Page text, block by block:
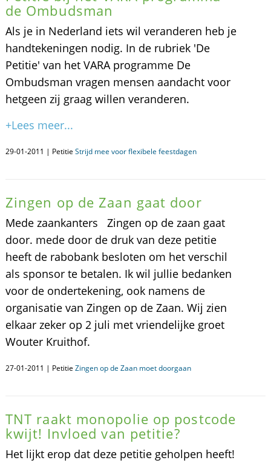
de Ombudsman
Als je in Nederland iets wil veranderen heb je
handtekeningen nodig. In de rubriek 'De
Petitie' van het VARA programme De
Ombudsman vragen mensen aandacht voor
hetgeen zij graag willen veranderen.
+Lees meer...
29-01-2011 | Petitie Strijd mee voor flexibele feestdagen
Zingen op de Zaan gaat door
Mede zaankanters Zingen op de zaan gaat
door. mede door de druk van deze petitie
heeft de rabobank besloten om het verschil
als sponsor te betalen. Ik wil jullie bedanken
voor de ondertekening, ook namens de
organisatie van Zingen op de Zaan. Wij zien
elkaar zeker op 2 juli met vriendelijke groet
Wouter Kruithof.
27-01-2011 | Petitie Zingen op de Zaan moet doorgaan
TNT raakt monopolie op postcode
kwijt! Invloed van petitie?
Het lijkt erop dat deze petitie geholpen heeft!